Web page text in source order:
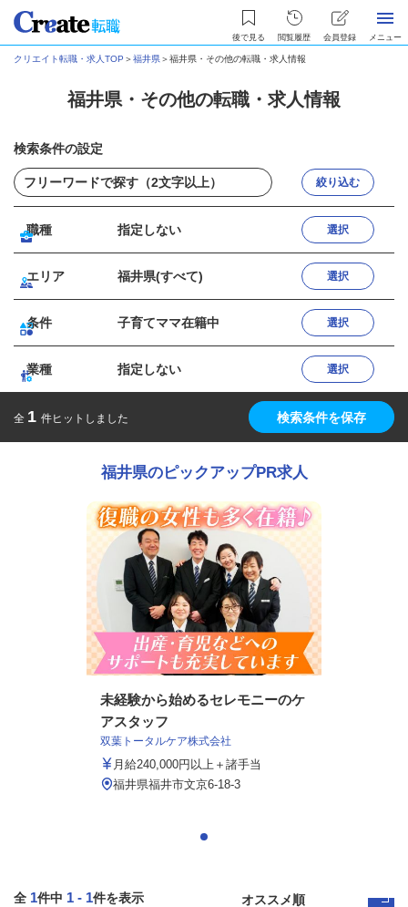
後で見る 閲覧履歴 会員登録 メニュー
クリエイト転職・求人TOP ＞福井県＞福井県・その他の転職・求人情報
福井県・その他の転職・求人情報
検索条件の設定
絞り込む
職種 指定しない 選択
エリア 福井県(すべて) 選択
条件 子育てママ在籍中 選択
業種 指定しない 選択
全 1 件ヒットしました 検索条件を保存
福井県のピックアップPR求人
未経験から始めるセレモニーのケ
アスタッフ
双葉トータルケア株式会社
月給240,000円以上＋諸手当
福井県福井市文京6-18-3
全 1件中 1 - 1件を表示